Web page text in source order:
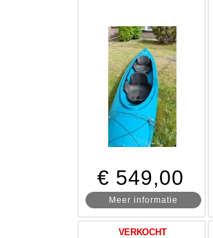
€ 549,00
Meer informatie
VERKOCHT